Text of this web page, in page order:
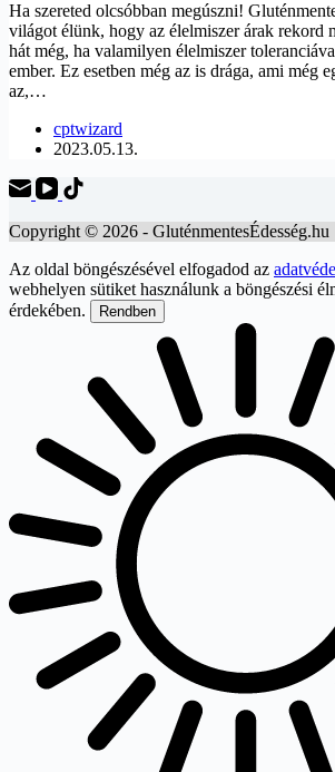
Ha szereted olcsóbban megúszni!
világot élünk, hogy az élelmiszer árak rekord
hát még, ha valamilyen élelmiszer
ember. Ez esetben még az is drága, ami még
az,…
cptwizard
2023.05.13.
Copyright © 2026 - GluténmentesÉdesség.hu
Az oldal böngészésével elfogadod az
webhelyen sütiket használunk a böngészési
érdekében.
Rendben